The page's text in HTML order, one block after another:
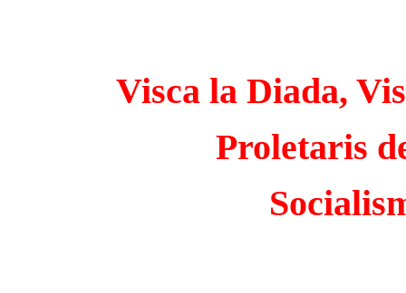
Visca la Diada,
Proletaris